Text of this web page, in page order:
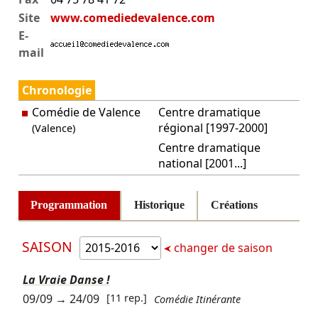
Site
www.comediedevalence.com
E-
mail
Chronologie
Comédie de Valence
(Valence)
Centre dramatique
régional [1997-2000]
Centre dramatique
national [2001...]
Programmation Historique Créations
SAISON changer de saison
La Vraie Danse !
09/09→ 24/09 [11 rep.] Comédie Itinérante